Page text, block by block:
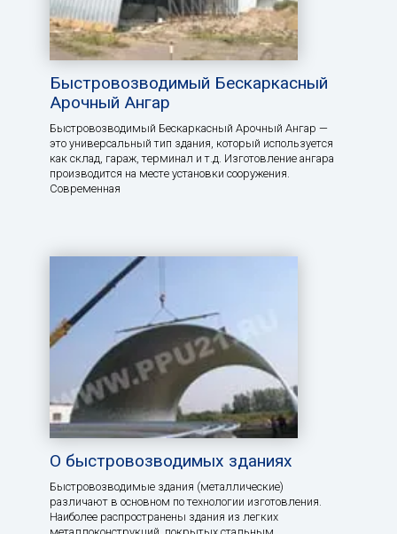
Быстровозводимый Бескаркасный
Арочный Ангар
Быстровозводимый Бескаркасный Арочный Ангар —
это универсальный тип здания, который используется
как склад, гараж, терминал и т.д. Изготовление ангара
производится на месте установки сооружения.
Современная
О быстровозводимых зданиях
Быстровозводимые здания (металлические)
различают в основном по технологии изготовления.
Наиболее распространены здания из легких